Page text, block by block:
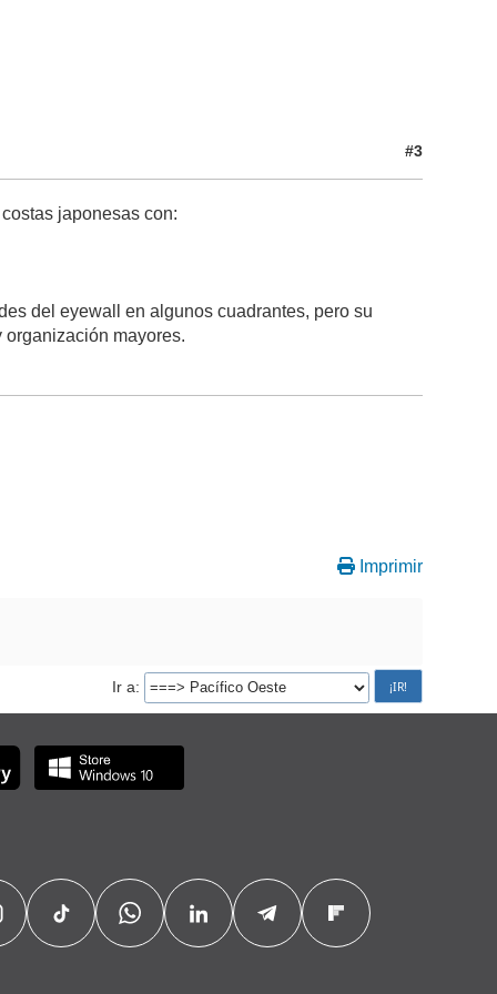
#3
japonesas con:
del eyewall en algunos cuadrantes, pero su
mayores.
Imprimir
Ir a